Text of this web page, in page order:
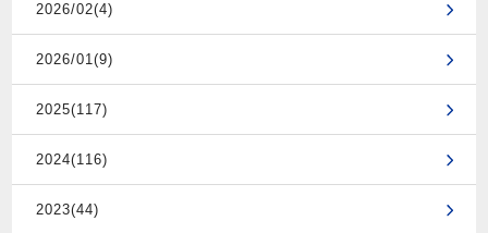
2026/02(4)
2026/01(9)
2025(117)
2024(116)
2023(44)